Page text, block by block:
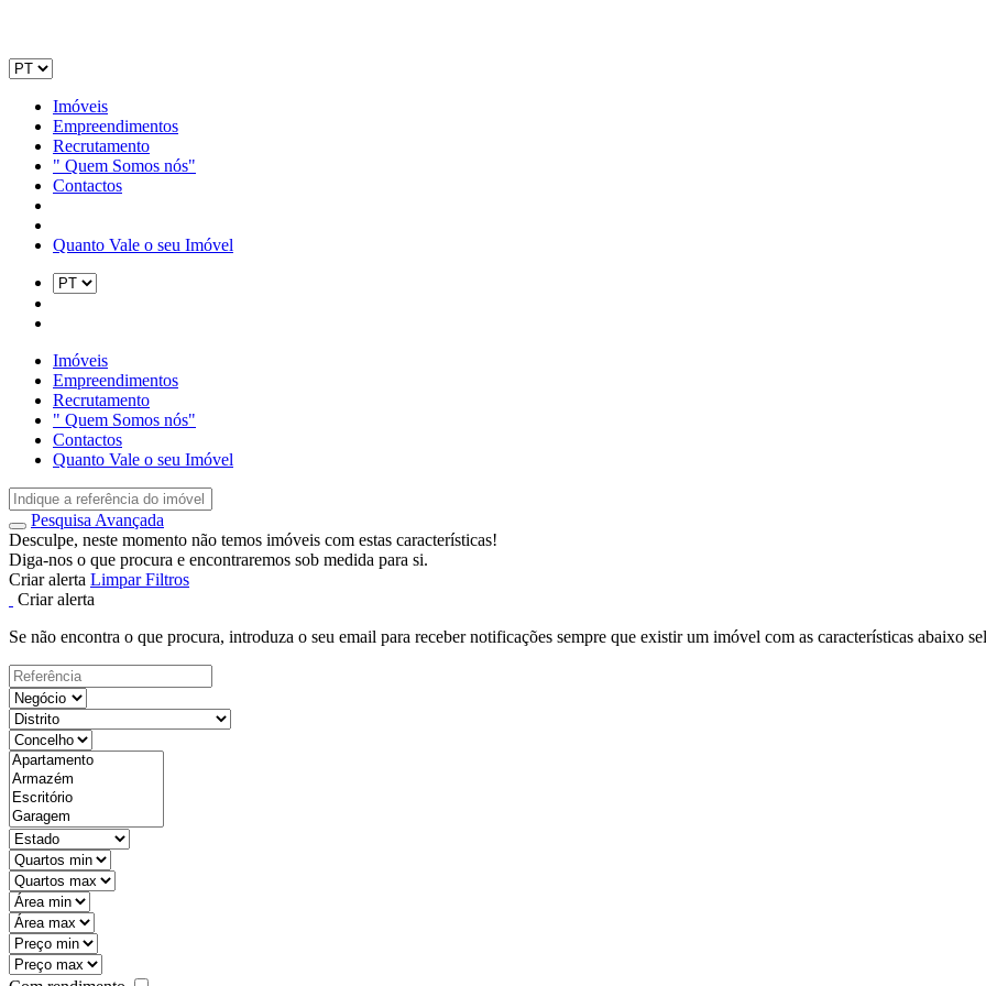
Imóveis
Empreendimentos
Recrutamento
" Quem Somos nós"
Contactos
Quanto Vale o seu Imóvel
Imóveis
Empreendimentos
Recrutamento
" Quem Somos nós"
Contactos
Quanto Vale o seu Imóvel
Pesquisa Avançada
Desculpe, neste momento não temos imóveis com estas características!
Diga-nos o que procura e encontraremos sob medida para si.
Criar alerta Limpar Filtros
Criar alerta
Se não encontra o que procura, introduza o seu email para receber notificações sempre que existir um imóvel com as características abaixo